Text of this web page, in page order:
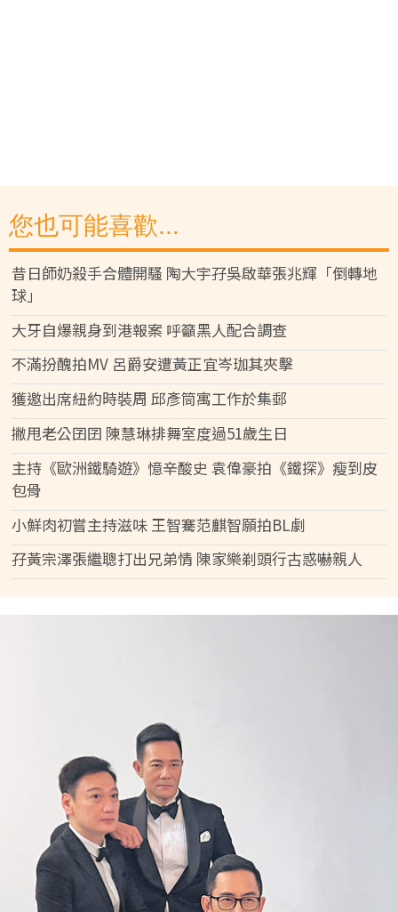
您也可能喜歡...
昔日師奶殺手合體開騷 陶大宇孖吳啟華張兆輝「倒轉地
球」
大牙自爆親身到港報案 呼籲黑人配合調查
不滿扮醜拍MV 呂爵安遭黃正宜岑珈其夾擊
獲邀出席紐約時裝周 邱彥筒寓工作於集郵
撇甩老公囝囝 陳慧琳排舞室度過51歲生日
主持《歐洲鐵騎遊》憶辛酸史 袁偉豪拍《鐵探》瘦到皮
包骨
小鮮肉初嘗主持滋味 王智騫范麒智願拍BL劇
孖黃宗澤張繼聰打出兄弟情 陳家樂剃頭行古惑嚇親人